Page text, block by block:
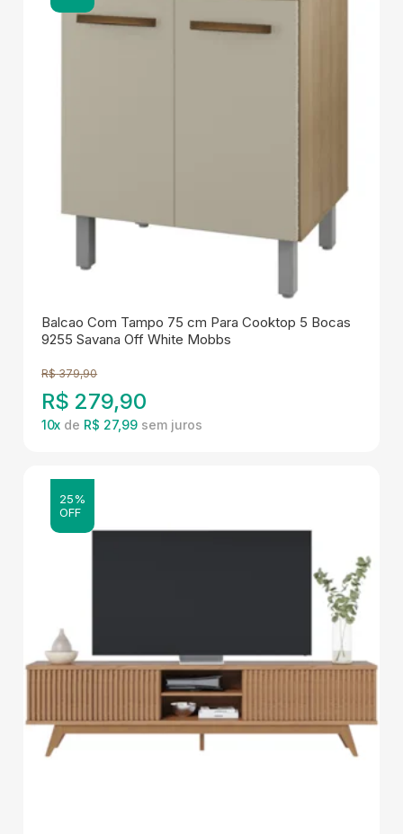
Balcao Com Tampo 75 cm Para Cooktop 5 Bocas
9255 Savana Off White Mobbs
R$ 379,90
R$ 279,90
10x de R$ 27,99
25%
OFF